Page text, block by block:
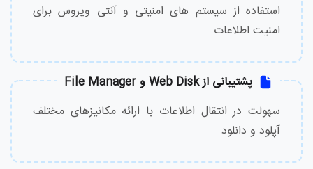
استفاده از سیستم های امنیتی و آنتی ویروس برای
امنیت اطلاعات
پشتیبانی از Web Disk و File Manager
سهولت در انتقال اطلاعات با ارائه مکانیزهای مختلف
آپلود و دانلود